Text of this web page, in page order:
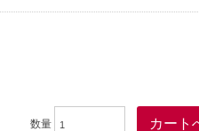
数量